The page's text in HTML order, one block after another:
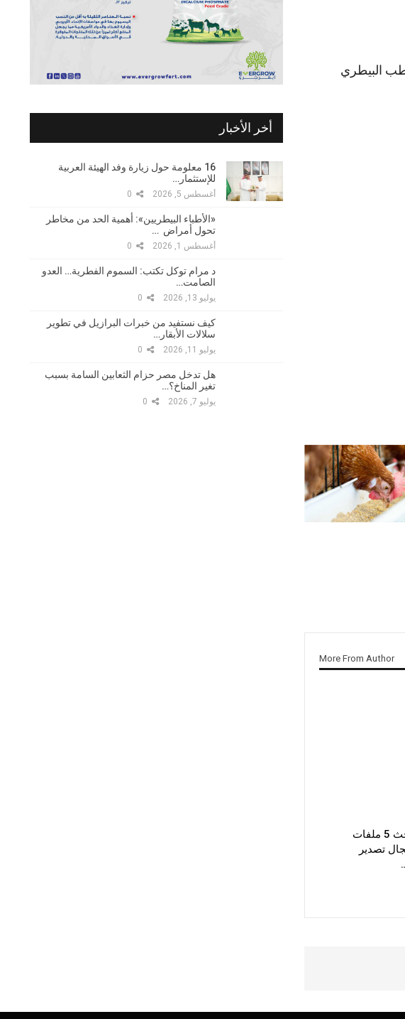
البيطري
More From Author
«الخدمات البيطرية» تبحث 5 ملفات
تصدير
أخر الأخبار
16 معلومة حول زيارة وفد الهيئة العربية
للإستثمار…
أغسطس 5, 2026
«الأطباء البيطريين»: أهمية الحد من مخاطر
تحول أمراض …
أغسطس 1, 2026
د مرام توكل تكتب: السموم الفطرية… العدو
الصامت…
يوليو 13, 2026
كيف نستفيد من خبرات البرازيل في تطوير
سلالات الأبقار…
يوليو 11, 2026
هل تدخل مصر حزام الثعابين السامة بسبب
تغير المناخ؟…
يوليو 7, 2026